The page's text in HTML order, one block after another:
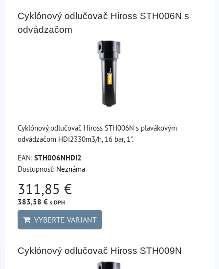
Cyklónový odlučovač Hiross STH006N s
odvádzačom
Cyklónový odlučovač Hiross STH006N s plavákovým
odvádzačom HDI2330m3/h, 16 bar, 1".
EAN: STH006NHDI2
Dostupnosť: Neznáma
311,85 €
383,58 € s DPH
VYBERTE VARIANT
Cyklónový odlučovač Hiross STH009N